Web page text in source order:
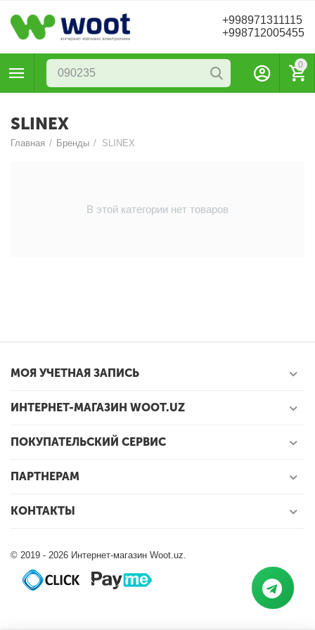
+998971311115
+998712005455
0
SLINEX
Главная / Бренды / SLINEX
В этой категории нет товаров
МОЯ УЧЕТНАЯ ЗАПИСЬ
ИНТЕРНЕТ-МАГАЗИН WOOT.UZ
ПОКУПАТЕЛЬСКИЙ СЕРВИС
ПАРТНЕРАМ
КОНТАКТЫ
© 2019 - 2026 Интернет-магазин Woot.uz.